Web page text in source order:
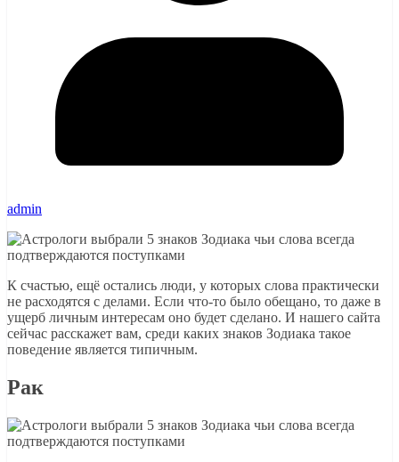
admin
К счастью, ещё остались люди, у которых слова практически
не расходятся с делами. Если что-то было обещано, то даже в
ущерб личным интересам оно будет сделано. И нашего сайта
сейчас расскажет вам, среди каких знаков Зодиака такое
поведение является типичным.
Рак